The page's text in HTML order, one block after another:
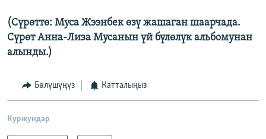
(Сүрөттө: Муса Жээнбек өзү жашаган шаарчада.
Сүрөт Анна-Лиза Мусанын үй бүлөлүк альбомунан
алынды.)
Бөлүшүңүз Катталыңыз
Куржундар